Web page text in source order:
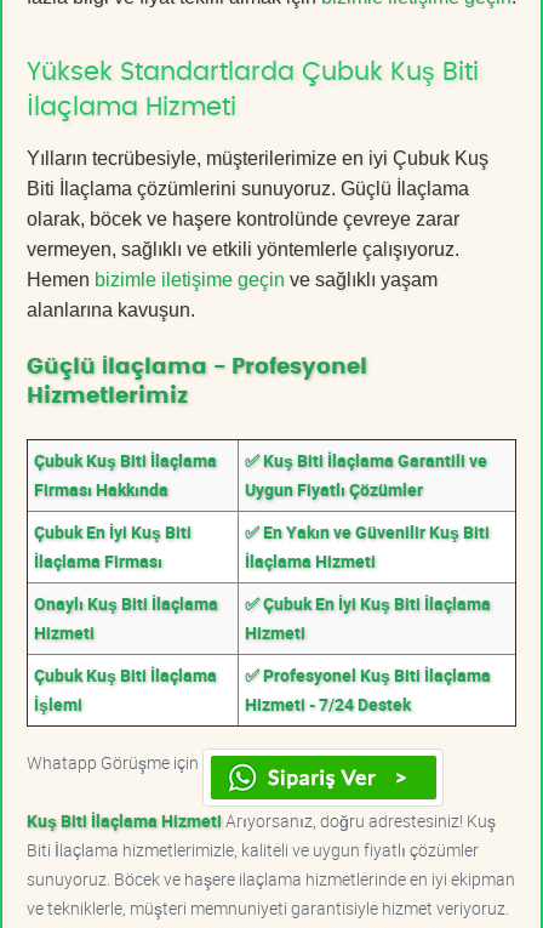
Yüksek Standartlarda Çubuk Kuş Biti
İlaçlama Hizmeti
Yılların tecrübesiyle, müşterilerimize en iyi Çubuk Kuş
Biti İlaçlama çözümlerini sunuyoruz. Güçlü İlaçlama
olarak, böcek ve haşere kontrolünde çevreye zarar
vermeyen, sağlıklı ve etkili yöntemlerle çalışıyoruz.
Hemen bizimle iletişime geçin ve sağlıklı yaşam
alanlarına kavuşun.
Güçlü İlaçlama - Profesyonel
Hizmetlerimiz
Çubuk Kuş Biti İlaçlama
Firması Hakkında
✅ Kuş Biti İlaçlama Garantili ve
Uygun Fiyatlı Çözümler
Çubuk En İyi Kuş Biti
İlaçlama Firması
✅ En Yakın ve Güvenilir Kuş Biti
İlaçlama Hizmeti
Onaylı Kuş Biti İlaçlama
Hizmeti
✅ Çubuk En İyi Kuş Biti İlaçlama
Hizmeti
Çubuk Kuş Biti İlaçlama
İşlemi
✅ Profesyonel Kuş Biti İlaçlama
Hizmeti - 7/24 Destek
Whatapp Görüşme için
Kuş Biti İlaçlama HizmetiArıyorsanız, doğru adrestesiniz! Kuş
Biti İlaçlama hizmetlerimizle, kaliteli ve uygun fiyatlı çözümler
sunuyoruz. Böcek ve haşere ilaçlama hizmetlerinde en iyi ekipman
ve tekniklerle, müşteri memnuniyeti garantisiyle hizmet veriyoruz.